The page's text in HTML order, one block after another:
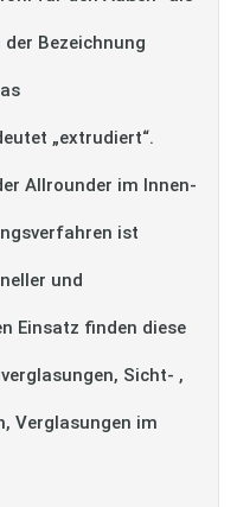
der Bezeichnung
„extrudiert“.
Allrounder im Innen-
ist
und
Einsatz finden diese
Sicht- ,
Verglasungen im